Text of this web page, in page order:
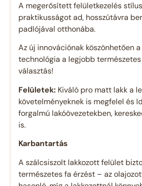
A megerősített felületkezelés
praktikusságot ad, hosszútávra
padlójával otthonába.
Az új innovációnak köszönhetően
technológia a legjobb
választás!
Felületek: Kiváló pro matt lakk a
követelményeknek is megfelel és
forgalmú lakóövezetekben,
is.
Karbantartás
A szálcsiszolt lakkozott felület
természetes fa érzést – az